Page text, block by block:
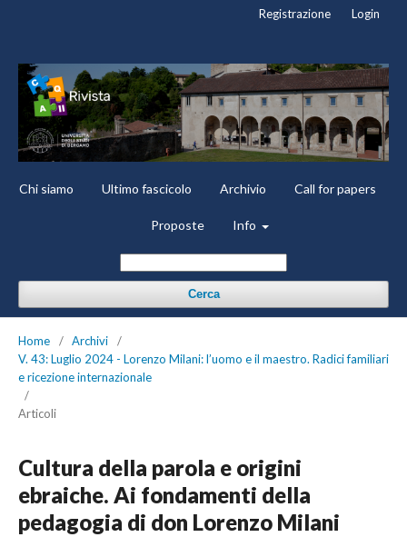
Chi siamo Ultimo fascicolo Archivio Call for papers
Proposte Info
Cerca
Registrazione Login
Home / Archivi
/
V. 43: Luglio 2024 - Lorenzo Milani: l’uomo e il maestro. Radici familiari
e ricezione internazionale
/
Articoli
Cultura della parola e origini
ebraiche. Ai fondamenti della
pedagogia di don Lorenzo Milani